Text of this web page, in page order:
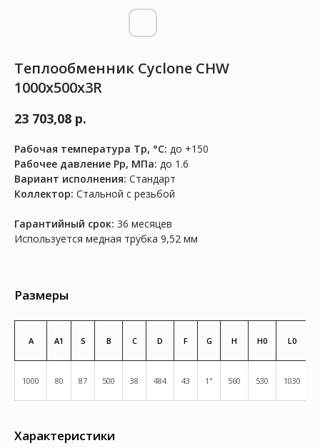
Теплообменник Cyclone CHW
1000x500x3R
23 703,08 р.
Рабочая температура Тр, °C: до +150
Рабочее давление Рр, МПа: до 1.6
Вариант исполнения: Стандарт
Коллектор: Стальной с резьбой
Гарантийный срок: 36 месяцев
Используется медная трубка 9,52 мм
Размеры
A A1 S B C D F G H H0 L0
1000 80 87 500 38 484 43 1" 560 530 1030
Характеристики